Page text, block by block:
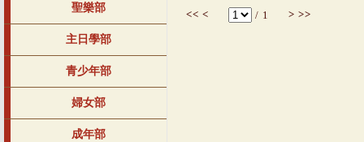
聖樂部
主日學部
青少年部
婦女部
成年部
<< < / 1 > >>